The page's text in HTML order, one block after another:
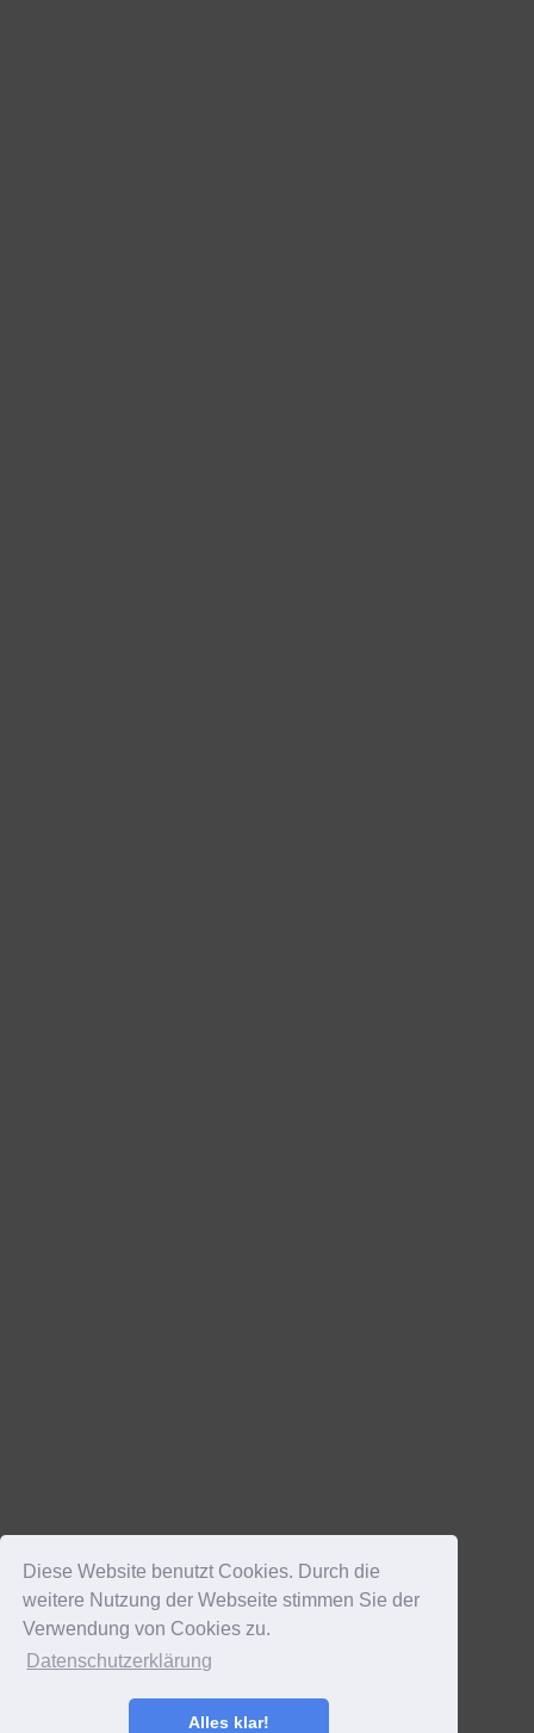
Diese Website benutzt Cookies. Durch die
weitere Nutzung der Webseite stimmen Sie der
Verwendung von Cookies zu.
Datenschutzerklärung
Alles klar!